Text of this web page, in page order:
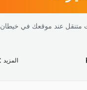
متنقل عند موقعك في خيطان
المزيد